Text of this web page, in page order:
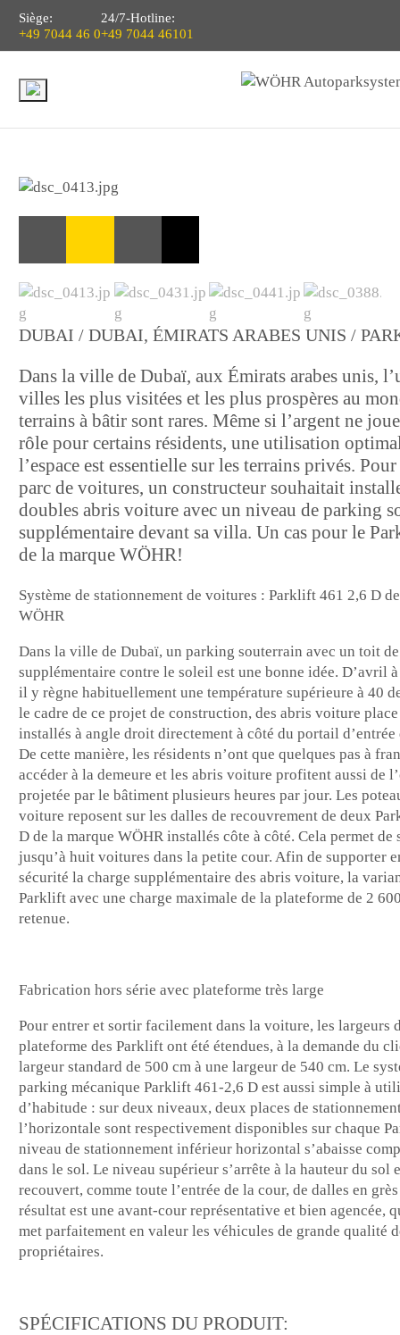
Siège:
+49 7044 46 0
24/7-Hotline:
+49 7044 46101
DUBAI / DUBAI, ÉMIRATS ARABES UNIS /
Dans la ville de Dubaï, aux Émirats arabes unis,
villes les plus visitées et les plus prospères au
terrains à bâtir sont rares. Même si l’argent ne
rôle pour certains résidents, une utilisation
l’espace est essentielle sur les terrains privés.
parc de voitures, un constructeur souhaitait
doubles abris voiture avec un niveau de parking
supplémentaire devant sa villa. Un cas pour le
de la marque WÖHR!
Système de stationnement de voitures : Parklift 461 2,6 D
WÖHR
Dans la ville de Dubaï, un parking souterrain avec un toit
supplémentaire contre le soleil est une bonne idée. D’avril
il y règne habituellement une température supérieure à 40
le cadre de ce projet de construction, des abris voiture
installés à angle droit directement à côté du portail
De cette manière, les résidents n’ont que quelques pas à
accéder à la demeure et les abris voiture profitent aussi de
projetée par le bâtiment plusieurs heures par jour. Les
voiture reposent sur les dalles de recouvrement de deux
D de la marque WÖHR installés côte à côté. Cela permet de
jusqu’à huit voitures dans la petite cour. Afin de supporter
sécurité la charge supplémentaire des abris voiture, la
Parklift avec une charge maximale de la plateforme de 2
retenue.
Fabrication hors série avec plateforme très large
Pour entrer et sortir facilement dans la voiture, les largeurs
plateforme des Parklift ont été étendues, à la demande du
largeur standard de 500 cm à une largeur de 540 cm. Le
parking mécanique Parklift 461-2,6 D est aussi simple à
d’habitude : sur deux niveaux, deux places de
l’horizontale sont respectivement disponibles sur chaque
niveau de stationnement inférieur horizontal s’abaisse
dans le sol. Le niveau supérieur s’arrête à la hauteur du sol
recouvert, comme toute l’entrée de la cour, de dalles en
résultat est une avant-cour représentative et bien agencée,
met parfaitement en valeur les véhicules de grande qualité
propriétaires.
SPÉCIFICATIONS DU PRODUIT: